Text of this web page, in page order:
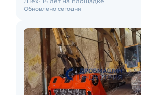
Обновлено сегодня